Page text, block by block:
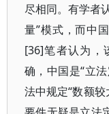
尽相同。有学者
量”模式，而中
[36]笔者认为，
确，中国是“立
法中规定“数额较